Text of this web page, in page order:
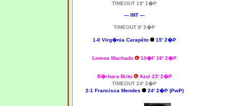
TIMEOUT 19' 1�P
--- INT ---
TIMEOUT 8' 2�P
1-0 Virg�nia Carapêto 15' 2�P
Lorena Machado 10�F 16' 2�P
B�rbara Brito
Azul 23' 2�P
TIMEOUT 24' 2�P
2-1 Francisca Mendes
24' 2�P (PwP)